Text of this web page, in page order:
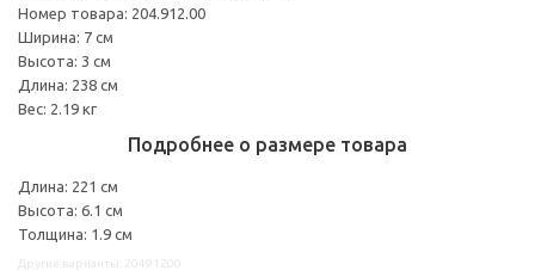
Номер товара: 204.912.00
Ширина: 7 см
Высота: 3 см
Длина: 238 см
Вес: 2.19 кг
Подробнее о размере товара
Длина: 221 см
Высота: 6.1 см
Толщина: 1.9 см